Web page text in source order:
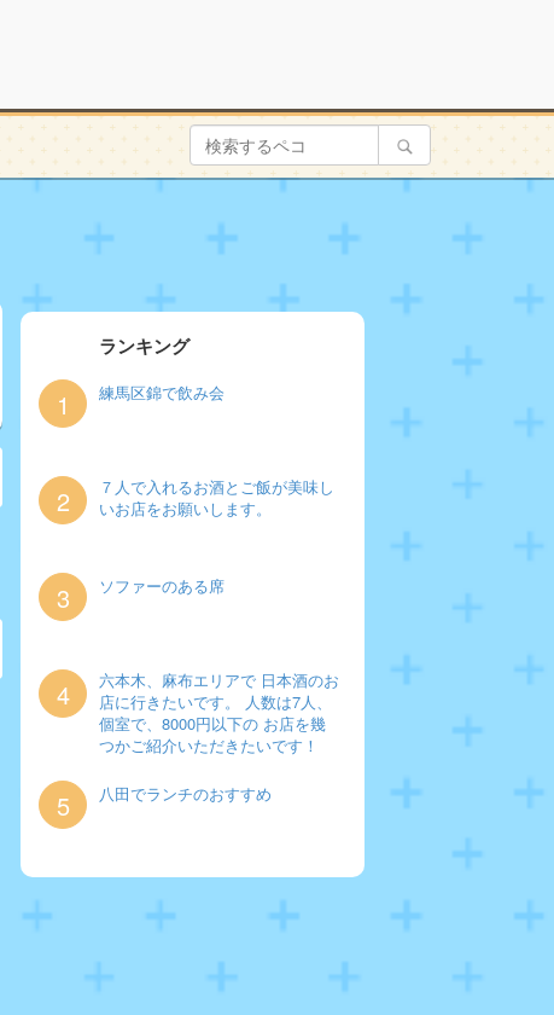
ランキング
1 練馬区錦で飲み会
2
７人で入れるお酒とご飯が美味し
いお店をお願いします。
3 ソファーのある席
4
六本木、麻布エリアで 日本酒のお
店に行きたいです。 人数は7人、
個室で、8000円以下の お店を幾
つかご紹介いただきたいです！
5 八田でランチのおすすめ